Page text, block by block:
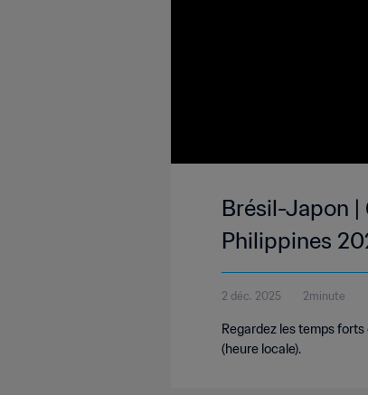
Brésil-Japon |
Philippines
2 déc. 2025 2minute
Regardez les temps
(heure locale).